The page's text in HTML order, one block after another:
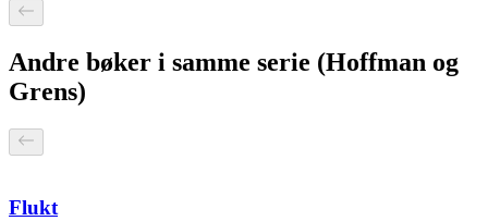
Andre bøker i samme serie (Hoffman og
Grens)
Flukt